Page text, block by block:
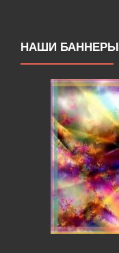
НАШИ БАННЕРЫ